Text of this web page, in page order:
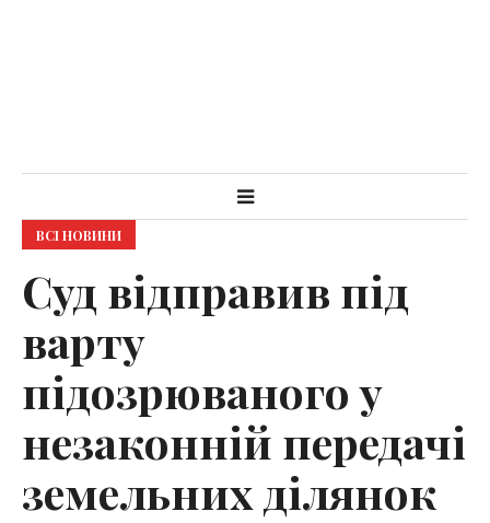
ВСІ НОВИНИ
Суд відправив під
варту
підозрюваного у
незаконній передачі
земельних ділянок